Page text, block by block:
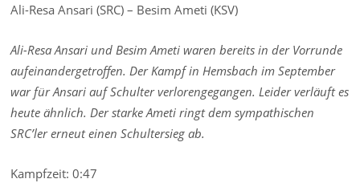
Ali-Resa Ansari (SRC) – Besim Ameti (KSV)
Ali-Resa Ansari und Besim Ameti waren bereits in der Vorrunde
aufeinandergetroffen. Der Kampf in Hemsbach im September
war für Ansari auf Schulter verlorengegangen. Leider verläuft es
heute ähnlich. Der starke Ameti ringt dem sympathischen
SRC’ler erneut einen Schultersieg ab.
Kampfzeit: 0:47